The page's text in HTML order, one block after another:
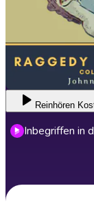
Reinhören
Inbegriffen in